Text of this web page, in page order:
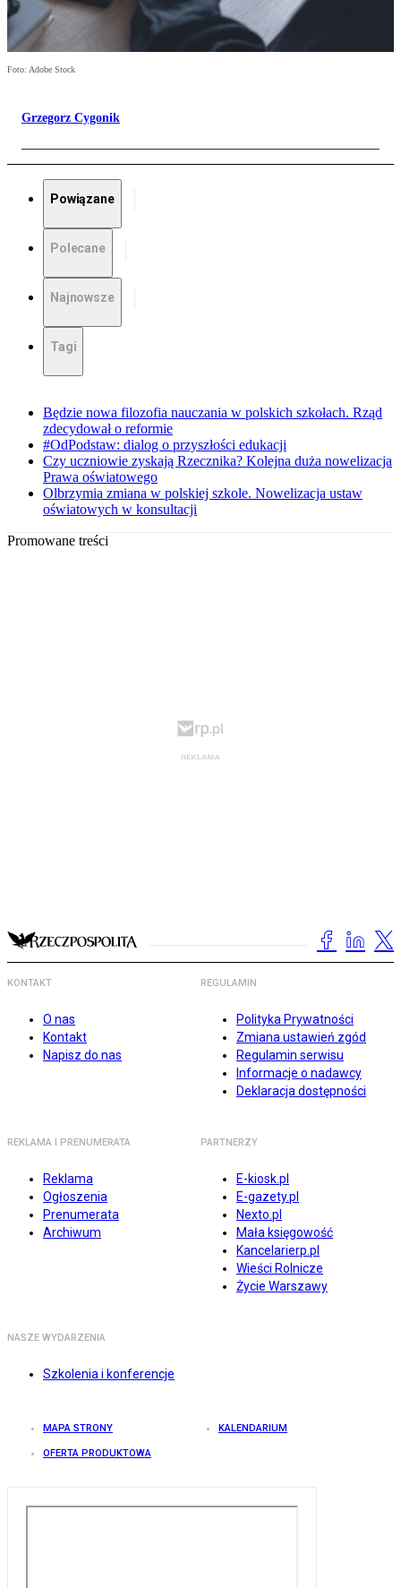
Foto: Adobe Stock
Grzegorz Cygonik
Powiązane
Polecane
Najnowsze
Tagi
Będzie nowa filozofia nauczania w polskich szkołach. Rząd
zdecydował o reformie
#OdPodstaw: dialog o przyszłości edukacji
Czy uczniowie zyskają Rzecznika? Kolejna duża nowelizacja
Prawa oświatowego
Olbrzymia zmiana w polskiej szkole. Nowelizacja ustaw
oświatowych w konsultacji
Promowane treści
KONTAKT
O nas
Kontakt
Napisz do nas
REGULAMIN
Polityka Prywatności
Zmiana ustawień zgód
Regulamin serwisu
Informacje o nadawcy
Deklaracja dostępności
REKLAMA I PRENUMERATA
Reklama
Ogłoszenia
Prenumerata
Archiwum
PARTNERZY
E-kiosk.pl
E-gazety.pl
Nexto.pl
Mała księgowość
Kancelarierp.pl
Wieści Rolnicze
Życie Warszawy
NASZE WYDARZENIA
Szkolenia i konferencje
MAPA STRONY KALENDARIUM
OFERTA PRODUKTOWA